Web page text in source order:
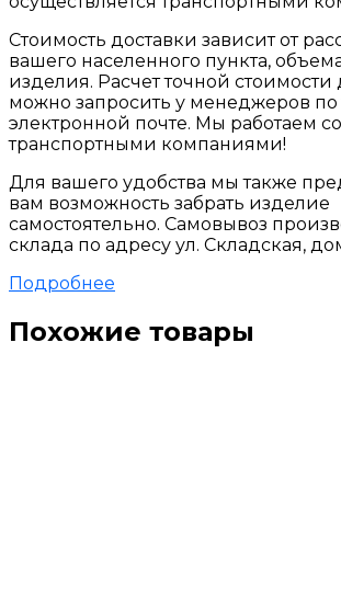
Стоимость доставки зависит от
вашего населенного пункта,
изделия. Расчет точной стоимости
можно запросить у менеджеров
электронной почте. Мы работаем
транспортными компаниями!
Для вашего удобства мы также
вам возможность забрать изделие
самостоятельно. Самовывоз
склада по адресу ул. Складская,
Подробнее
Похожие товары